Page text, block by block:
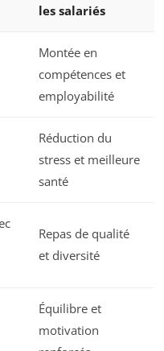
les salariés
Montée en
compétences et
employabilité
Réduction du
stress et meilleure
santé
Repas de qualité
et diversité
Équilibre et
motivation